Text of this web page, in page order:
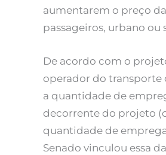
aumentarem o preço
passageiros, urbano
De acordo com o
operador do
a quantidade de
decorrente do projeto
quantidade de
Senado vinculou essa